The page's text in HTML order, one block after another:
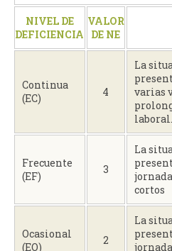
NIVEL DE
DEFICIENCIA
VALOR
DE NE
Continua
(EC)
4
La
varias
laboral.
Frecuente
(EF)
3
La
cortos
Ocasional
(EO)
2
La